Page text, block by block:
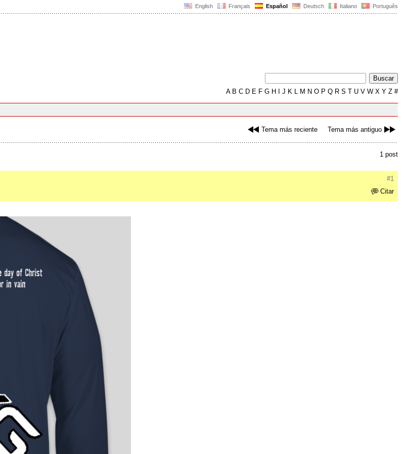
English Français Español Deutsch Italiano Português
AB C D E F G H J K L M N O P Q R S T U V W X Y Z #
Tema más reciente Tema más antiguo
1 post
#1
Citar